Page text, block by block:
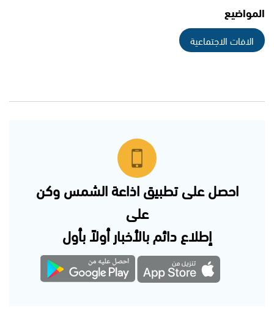
المواضيع
الافات الاجتماعية
احصل على تطبيق اذاعة الشمس وكن
على
إطلاع دائم بالأخبار أولاً بأول